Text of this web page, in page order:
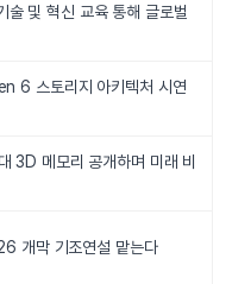
술 및 혁신 교육 통해 글로벌
6 스토리지 아키텍처 시연
3D 메모리 공개하며 미래 비
개막 기조연설 맡는다